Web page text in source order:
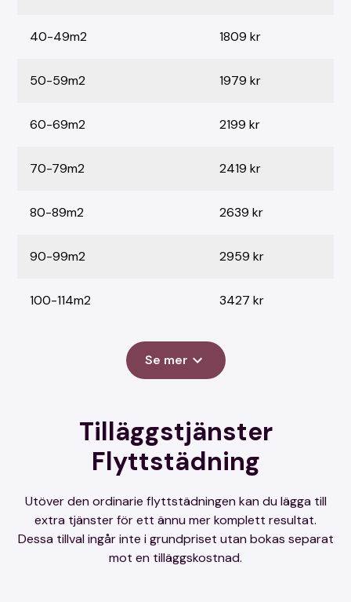
40-49m2 1809 kr
50-59m2 1979 kr
60-69m2 2199 kr
70-79m2 2419 kr
80-89m2 2639 kr
90-99m2 2959 kr
100-114m2 3427 kr
Se mer
Tilläggstjänster
Flyttstädning
Utöver den ordinarie flyttstädningen kan du lägga till
extra tjänster för ett ännu mer komplett resultat.
Dessa tillval ingår inte i grundpriset utan bokas separat
mot en tilläggskostnad.